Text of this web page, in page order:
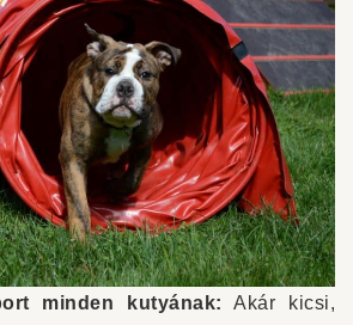
minden kutyának: Akár kicsi,